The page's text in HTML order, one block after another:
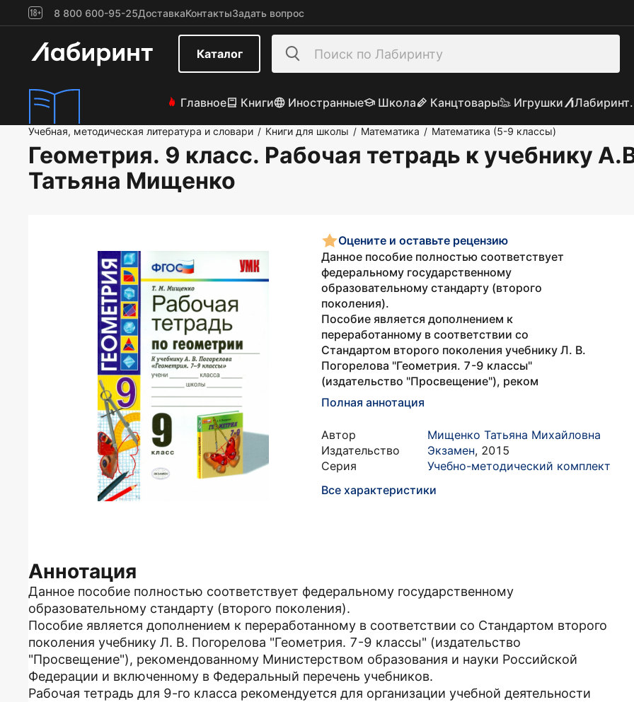
8 800 600-95-25ДоставкаКонтактыЗадать вопрос
Каталог
Главное Книги Иностранные Школа Канцтовары Игрушки
Учебная, методическая литература и словари / Книги для школы / Математика / Математика (5-9 классы)
Геометрия. 9 класс. Рабочая тетрадь к учебнику
Татьяна Мищенко
Оцените и оставьте рецензию
Данное пособие полностью соответствует
федеральному государственному
образовательному стандарту (второго
поколения).
Пособие является дополнением к
переработанному в соответствии со
Стандартом второго поколения учебнику Л. В.
Погорелова "Геометрия. 7-9 классы"
(издательство "Просвещение"), реком
Полная аннотация
Автор
Мищенко Татьяна Михайловна
Издательство
Экзамен, 2015
Серия
Учебно-методический комплект
Все характеристики
Аннотация
Данное пособие полностью соответствует федеральному государственному
образовательному стандарту (второго поколения).
Пособие является дополнением к переработанному в соответствии со Стандартом второго
поколения учебнику Л. В. Погорелова "Геометрия. 7-9 классы" (издательство
"Просвещение"), рекомендованному Министерством образования и науки Российской
Федерации и включенному в Федеральный перечень учебников.
Рабочая тетрадь для 9-го класса рекомендуется для организации учебной деятельности